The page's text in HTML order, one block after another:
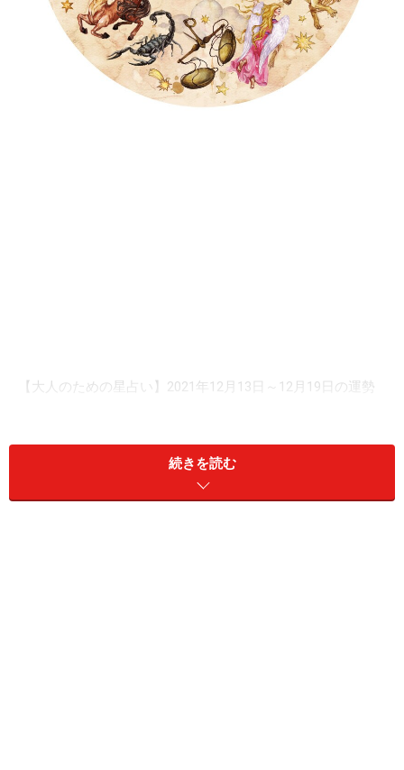
【大人のための星占い】2021年12月13日～12月19日の運勢
おひつじ座（3月21日～4月19日生まれ）
続きを読む